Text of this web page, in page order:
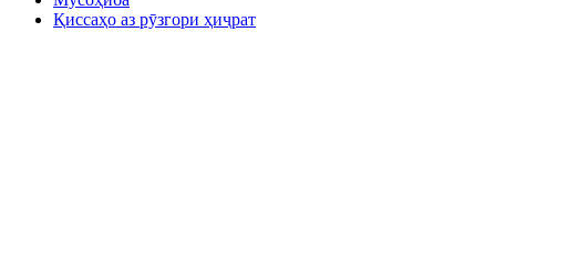
Қиссаҳо аз рӯзгори ҳиҷрат